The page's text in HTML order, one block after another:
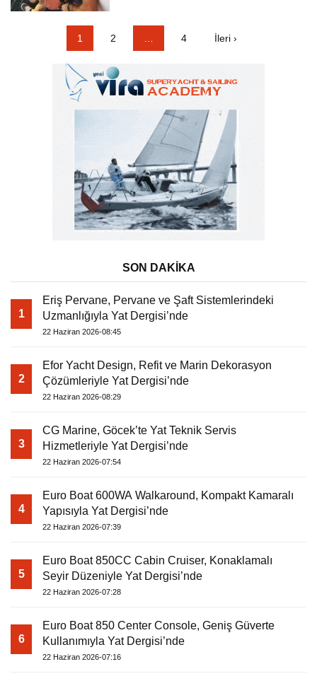
1 2 … 4 İleri ›
SON DAKİKA
1
Eriş Pervane, Pervane ve Şaft Sistemlerindeki
Uzmanlığıyla Yat Dergisi’nde
22 Haziran 2026-08:45
2
Efor Yacht Design, Refit ve Marin Dekorasyon
Çözümleriyle Yat Dergisi’nde
22 Haziran 2026-08:29
3
CG Marine, Göcek’te Yat Teknik Servis
Hizmetleriyle Yat Dergisi’nde
22 Haziran 2026-07:54
4
Euro Boat 600WA Walkaround, Kompakt Kamaralı
Yapısıyla Yat Dergisi’nde
22 Haziran 2026-07:39
5
Euro Boat 850CC Cabin Cruiser, Konaklamalı
Seyir Düzeniyle Yat Dergisi’nde
22 Haziran 2026-07:28
6
Euro Boat 850 Center Console, Geniş Güverte
Kullanımıyla Yat Dergisi’nde
22 Haziran 2026-07:16